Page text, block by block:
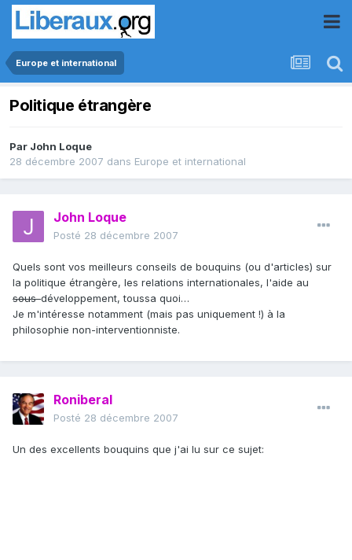
Europe et international
Politique étrangère
Par John Loque
28 décembre 2007 dans Europe et international
John Loque
Posté 28 décembre 2007
Quels sont vos meilleurs conseils de bouquins (ou d'articles) sur
la politique étrangère, les relations internationales, l'aide au
sous-développement, toussa quoi…
Je m'intéresse notamment (mais pas uniquement !) à la
philosophie non-interventionniste.
Roniberal
Posté 28 décembre 2007
Un des excellents bouquins que j'ai lu sur ce sujet: